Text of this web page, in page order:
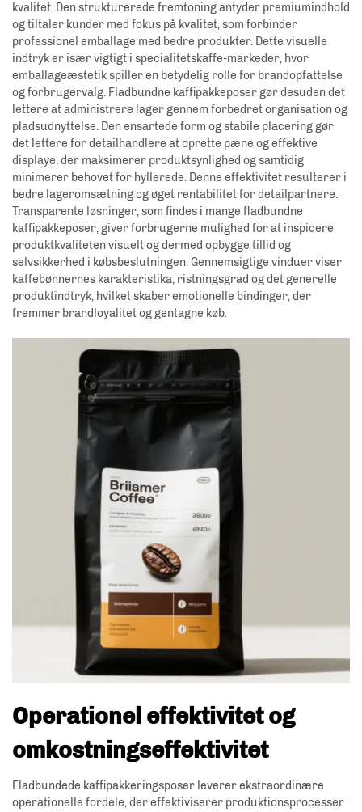
kvalitet. Den strukturerede fremtoning antyder premiumindhold
og tiltaler kunder med fokus på kvalitet, som forbinder
professionel emballage med bedre produkter. Dette visuelle
indtryk er især vigtigt i specialitetskaffe-markeder, hvor
emballageæstetik spiller en betydelig rolle for brandopfattelse
og forbrugervalg. Fladbundne kaffipakkeposer gør desuden det
lettere at administrere lager gennem forbedret organisation og
pladsudnyttelse. Den ensartede form og stabile placering gør
det lettere for detailhandlere at oprette pæne og effektive
displaye, der maksimerer produktsynlighed og samtidig
minimerer behovet for hyllerede. Denne effektivitet resulterer i
bedre lageromsætning og øget rentabilitet for detailpartnere.
Transparente løsninger, som findes i mange fladbundne
kaffipakkeposer, giver forbrugerne mulighed for at inspicere
produktkvaliteten visuelt og dermed opbygge tillid og
selvsikkerhed i købsbeslutningen. Gennemsigtige vinduer viser
kaffebønnernes karakteristika, ristningsgrad og det generelle
produktindtryk, hvilket skaber emotionelle bindinger, der
fremmer brandloyalitet og gentagne køb.
Operationel effektivitet og
omkostningseffektivitet
Fladbundede kaffipakkeringsposer leverer ekstraordinære
operationelle fordele, der effektiviserer produktionsprocesser